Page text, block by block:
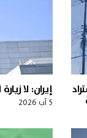
إيران: لا
5 آب 2026